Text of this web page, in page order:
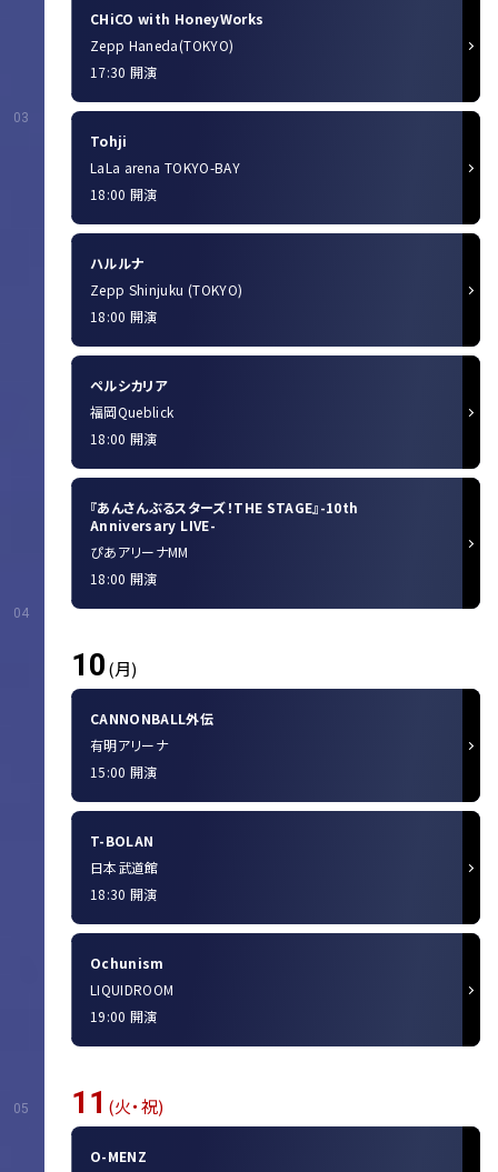
03
04
05
CHiCO with HoneyWorks
Zepp Haneda(TOKYO)
17:30 開演
Tohji
LaLa arena TOKYO-BAY
18:00 開演
ハルルナ
Zepp Shinjuku (TOKYO)
18:00 開演
ペルシカリア
福岡Queblick
18:00 開演
『あんさんぶるスターズ！THE STAGE』-10th
Anniversary LIVE-
ぴあアリーナMM
18:00 開演
10(月)
CANNONBALL外伝
有明アリーナ
15:00 開演
T-BOLAN
日本武道館
18:30 開演
Ochunism
LIQUIDROOM
19:00 開演
11 (火・祝)
O-MENZ